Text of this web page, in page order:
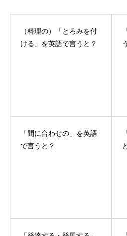
（料理の）「とろみを付
ける」を英語で言うと？
「間に合わせの」を英語
で言うと？